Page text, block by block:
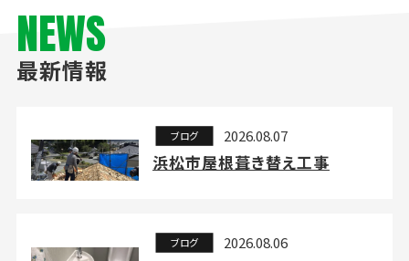
NEWS
最新情報
ブログ 2026.08.07
浜松市屋根葺き替え工事
ブログ 2026.08.06